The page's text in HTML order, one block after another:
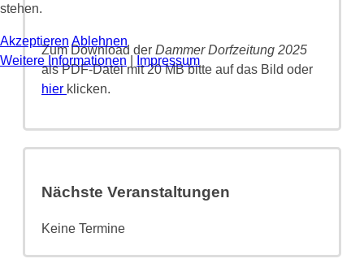
Zum Download der Dammer Dorfzeitung 2025
als PDF-Datei mit 20 MB bitte auf das Bild oder
hier klicken.
Nächste Veranstaltungen
Keine Termine
stehen.
Akzeptieren Ablehnen
Weitere Informationen
Impressum